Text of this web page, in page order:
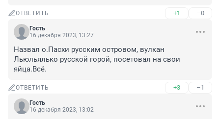
ОТВЕТИТЬ +1 –0
Гость
16 декабря 2023, 13:27
Назвал о.Пасхи русским островом, вулкан
Льюльялько русской горой, посетовал на свои
яйца.Всё.
ОТВЕТИТЬ +3 –1
Гость
16 декабря 2023, 13:02